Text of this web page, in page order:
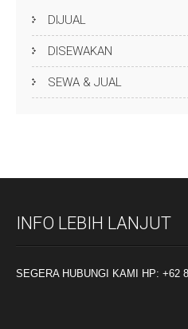
DIJUAL
DISEWAKAN
SEWA & JUAL
INFO LEBIH LANJUT
SEGERA HUBUNGI KAMI HP: +62